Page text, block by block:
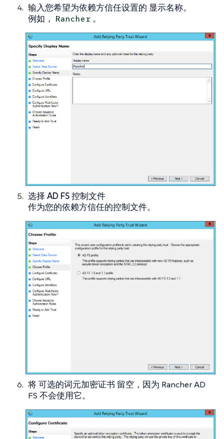
输入您希望为依赖方信任设置的 显示名称。
例如， Rancher 。
选择 AD FS 控制文件
作为您的依赖方信任的控制文件。
将可选的词元加密证书 留空，因为 Rancher AD
FS 不会使用它。